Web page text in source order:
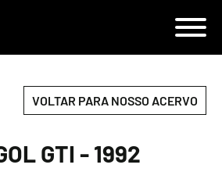
VOLTAR PARA NOSSO ACERVO
GTI - 1992